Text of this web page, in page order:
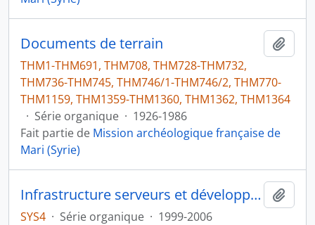
Documents de terrain
THM1-THM691, THM708, THM728-THM732,
THM736-THM745, THM746/1-THM746/2, THM770-
THM1159, THM1359-THM1360, THM1362, THM1364
· Série organique · 1926-1986
Fait partie de Mission archéologique française de
Mari (Syrie)
Infrastructure serveurs et développement Web
SYS4 · Série organique · 1999-2006